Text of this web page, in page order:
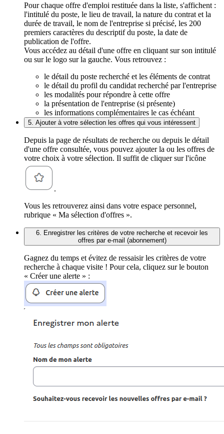
Pour chaque offre d'emploi restituée dans la liste, s'affichent :
l'intitulé du poste, le lieu de travail, la nature du contrat et la
durée de travail, le nom de l'entreprise si précisé, les 200
premiers caractères du descriptif du poste, la date de
publication de l'offre.
Vous accédez au détail d'une offre en cliquant sur son intitulé
ou sur le logo sur la gauche. Vous retrouvez :
le détail du poste recherché et les éléments de contrat
le détail du profil du candidat recherché par l'entreprise
les modalités pour répondre à cette offre
la présentation de l'entreprise (si présente)
les informations complémentaires le cas échéant
5. Ajouter à votre sélection les offres qui vous intéressent
Depuis la page de résultats de recherche ou depuis le détail
d'une offre consultée, vous pouvez ajouter la ou les offres de
votre choix à votre sélection. Il suffit de cliquer sur l'icône
.
Vous les retrouverez ainsi dans votre espace personnel,
rubrique « Ma sélection d'offres ».
6. Enregistrer les critères de votre recherche et recevoir les
offres par e-mail (abonnement)
Gagnez du temps et évitez de ressaisir les critères de votre
recherche à chaque visite ! Pour cela, cliquez sur le bouton
« Créer une alerte » :